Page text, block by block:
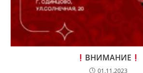
ВНИМАНИЕ
01.11.2023